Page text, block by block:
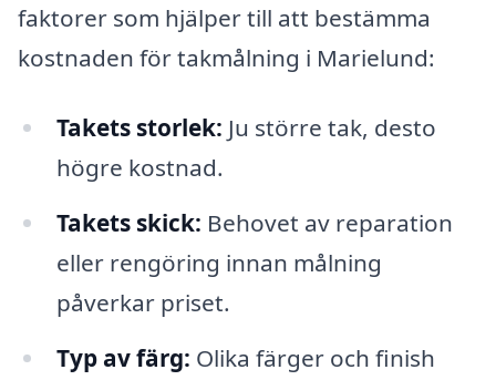
faktorer som hjälper till att bestämma
kostnaden för takmålning i Marielund:
Takets storlek: Ju större tak, desto
högre kostnad.
Takets skick: Behovet av reparation
eller rengöring innan målning
påverkar priset.
Typ av färg: Olika färger och finish